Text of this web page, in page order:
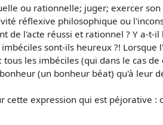
ou rationnelle; juger; exercer
réflexive philosophique ou
l'acte réussi et rationnel ? Y a-t-
sont-ils heureux ?! Lorsque
les imbéciles (qui dans le cas de
(un bonheur béat) qu'à leur
expression qui est péjorative :